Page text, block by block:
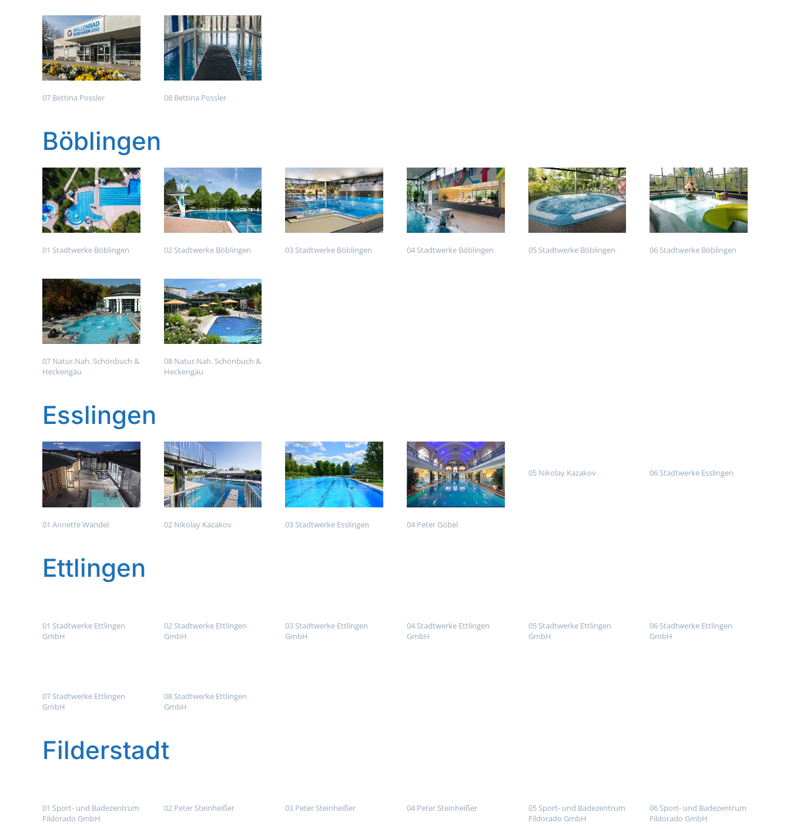
07 Bettina Possler 08 Bettina Possler
Böblingen
01 Stadtwerke Böblingen 02 Stadtwerke Böblingen 03 Stadtwerke Böblingen 04 Stadtwerke Böblingen 05 Stadtwerke Böblingen 06 Stadtwerke Böblingen
07 Natur.Nah. Schönbuch &
Heckengäu
08 Natur.Nah. Schönbuch &
Heckengäu
Esslingen
01 Annette Wandel 02 Nikolay Kazakov 03 Stadtwerke Esslingen 04 Peter Göbel
05 Nikolay Kazakov 06 Stadtwerke Esslingen
Ettlingen
01 Stadtwerke Ettlingen
GmbH
02 Stadtwerke Ettlingen
GmbH
03 Stadtwerke Ettlingen
GmbH
04 Stadtwerke Ettlingen
GmbH
05 Stadtwerke Ettlingen
GmbH
06 Stadtwerke Ettlingen
GmbH
07 Stadtwerke Ettlingen
GmbH
08 Stadtwerke Ettlingen
GmbH
Filderstadt
01 Sport- und Badezentrum
Fildorado GmbH
02 Peter Steinheißer 03 Peter Steinheißer 04 Peter Steinheißer
05 Sport- und Badezentrum
Fildorado GmbH
06 Sport- und Badezentrum
Fildorado GmbH